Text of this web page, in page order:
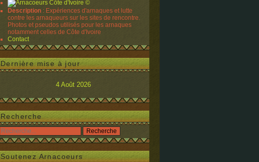
Description : Expériences d'arnaques et lutte
contre les arnaqueurs sur les sites de rencontre.
Photos et pseudos utilisés pour les arnaques
notamment celles de Côte d'Ivoire
Contact
Dernière mise à jour
4 Août 2026
Recherche
Soutenez Arnacoeurs